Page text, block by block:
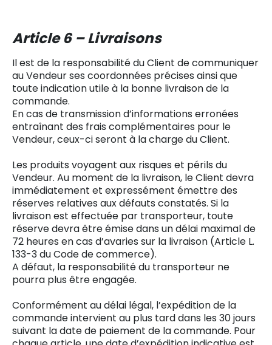
Article 6 – Livraisons
Il est de la responsabilité du Client de communiquer
au Vendeur ses coordonnées précises ainsi que
toute indication utile à la bonne livraison de la
commande.
En cas de transmission d’informations erronées
entraînant des frais complémentaires pour le
Vendeur, ceux-ci seront à la charge du Client.
Les produits voyagent aux risques et périls du
Vendeur. Au moment de la livraison, le Client devra
immédiatement et expressément émettre des
réserves relatives aux défauts constatés. Si la
livraison est effectuée par transporteur, toute
réserve devra être émise dans un délai maximal de
72 heures en cas d’avaries sur la livraison (Article L.
133-3 du Code de commerce).
A défaut, la responsabilité du transporteur ne
pourra plus être engagée.
Conformément au délai légal, l’expédition de la
commande intervient au plus tard dans les 30 jours
suivant la date de paiement de la commande. Pour